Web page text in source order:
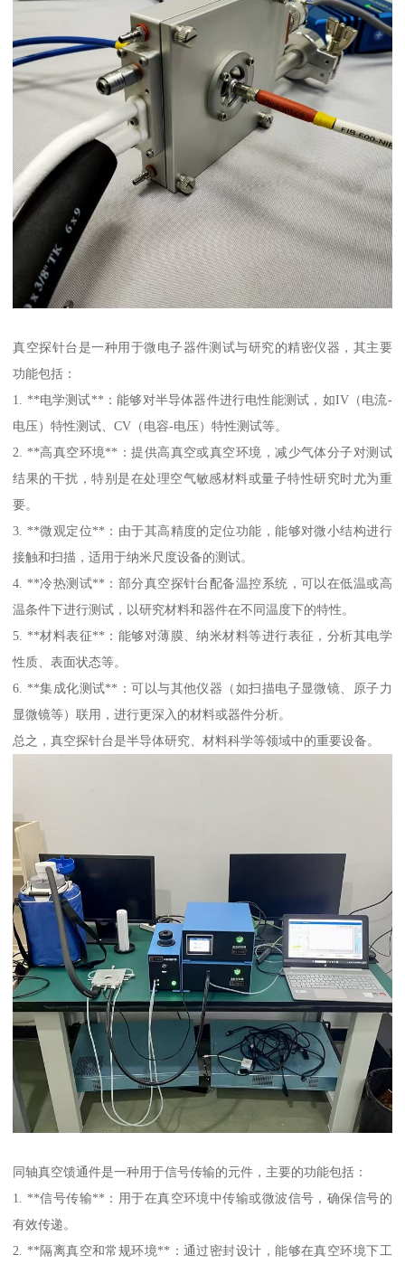
真空探针台是一种用于微电子器件测试与研究的精密仪器，其主要
功能包括：
1. **电学测试**：能够对半导体器件进行电性能测试，如IV（电流-
电压）特性测试、CV（电容-电压）特性测试等。
2. **高真空环境**：提供高真空或真空环境，减少气体分子对测试
结果的干扰，特别是在处理空气敏感材料或量子特性研究时尤为重
要。
3. **微观定位**：由于其高精度的定位功能，能够对微小结构进行
接触和扫描，适用于纳米尺度设备的测试。
4. **冷热测试**：部分真空探针台配备温控系统，可以在低温或高
温条件下进行测试，以研究材料和器件在不同温度下的特性。
5. **材料表征**：能够对薄膜、纳米材料等进行表征，分析其电学
性质、表面状态等。
6. **集成化测试**：可以与其他仪器（如扫描电子显微镜、原子力
显微镜等）联用，进行更深入的材料或器件分析。
总之，真空探针台是半导体研究、材料科学等领域中的重要设备。
同轴真空馈通件是一种用于信号传输的元件，主要的功能包括：
1. **信号传输**：用于在真空环境中传输或微波信号，确保信号的
有效传递。
2. **隔离真空和常规环境**：通过密封设计，能够在真空环境下工